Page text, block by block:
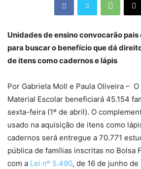
Unidades de ensino convocarão
para buscar o benefício que dá
de itens como cadernos e lápis
Por Gabriela Moll e Paula Oliveira –
Material Escolar beneficiará 45.154
sexta-feira (1º de abril). O
usado na aquisição de itens como
cadernos será entregue a 70.771
pública de famílias inscritas no Bolsa
com a Lei nº 5.490, de 16 de junho de